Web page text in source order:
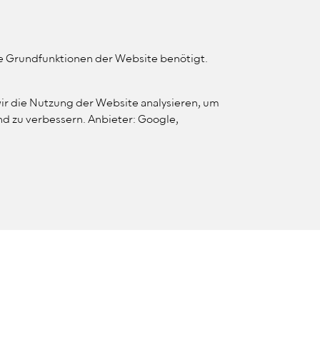
Grundfunktionen der Website benötigt.
die Nutzung der Website analysieren, um
zu verbessern. Anbieter: Google,
FORTBILDUNG VERBAND